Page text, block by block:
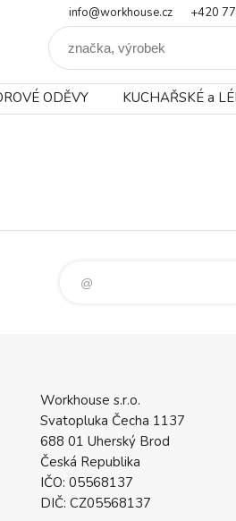
info@workhouse.cz +420
ODĚVY KUCHAŘSKÉ a
Workhouse s.r.o.
Svatopluka Čecha 1137
688 01 Uherský Brod
Česká Republika
IČO: 05568137
DIČ: CZ05568137